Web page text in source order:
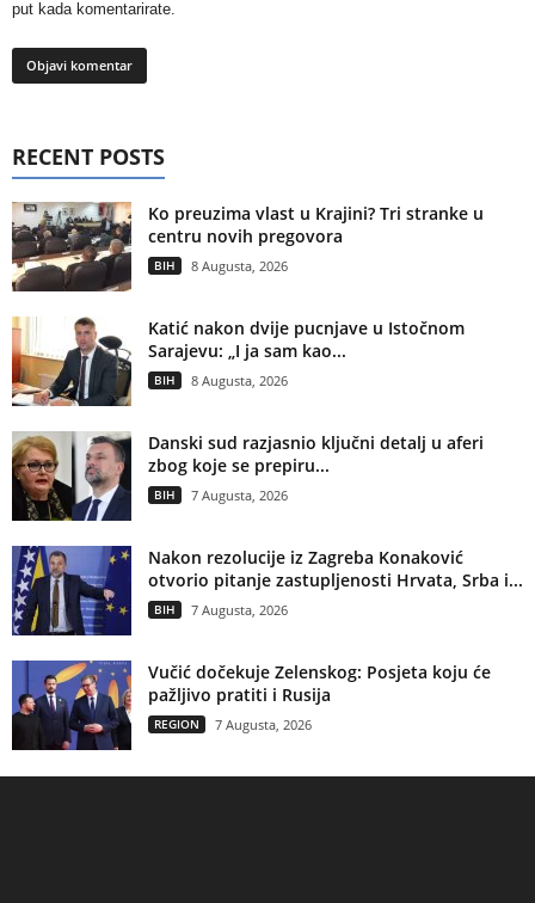
put kada komentarirate.
RECENT POSTS
Ko preuzima vlast u Krajini? Tri stranke u
centru novih pregovora
BIH 8 Augusta, 2026
Katić nakon dvije pucnjave u Istočnom
Sarajevu: „I ja sam kao...
BIH 8 Augusta, 2026
Danski sud razjasnio ključni detalj u aferi
zbog koje se prepiru...
BIH 7 Augusta, 2026
Nakon rezolucije iz Zagreba Konaković
otvorio pitanje zastupljenosti Hrvata, Srba i...
BIH 7 Augusta, 2026
Vučić dočekuje Zelenskog: Posjeta koju će
pažljivo pratiti i Rusija
REGION 7 Augusta, 2026